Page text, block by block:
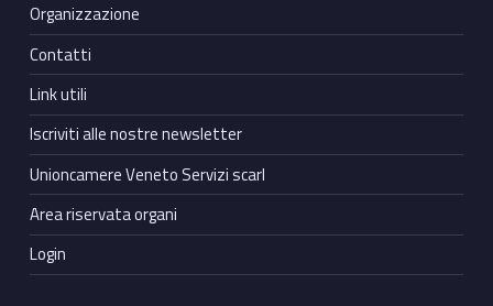
Organizzazione
Contatti
Link utili
Iscriviti alle nostre newsletter
Unioncamere Veneto Servizi scarl
Area riservata organi
Login